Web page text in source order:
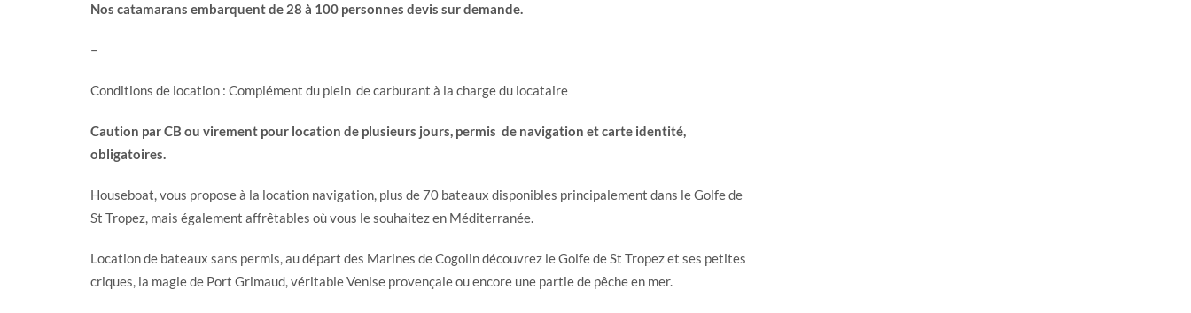
Nos catamarans embarquent de 28 à 100 personnes devis sur demande.
–
Conditions de location : Complément du plein de carburant à la charge du locataire
Caution par CB ou virement pour location de plusieurs jours, permis de navigation et carte identité,
obligatoires.
Houseboat, vous propose à la location navigation, plus de 70 bateaux disponibles principalement dans le Golfe de
St Tropez, mais également affrêtables où vous le souhaitez en Méditerranée.
Location de bateaux sans permis, au départ des Marines de Cogolin découvrez le Golfe de St Tropez et ses petites
criques, la magie de Port Grimaud, véritable Venise provençale ou encore une partie de pêche en mer.